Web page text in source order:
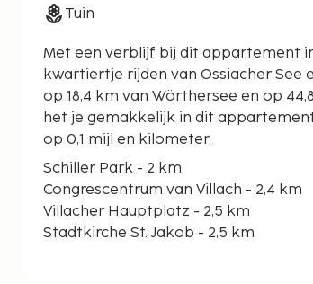
Tuin
Met een verblijf bij dit appartement
kwartiertje rijden van Ossiacher See en Schiller
op 18,4 km van Wörthersee en op
het je gemakkelijk in dit
op 0,1 mijl en kilometer.
Schiller Park - 2 km
Congrescentrum van Villach - 2,4 km
Villacher Hauptplatz - 2,5 km
Stadtkirche St. Jakob - 2,5 km